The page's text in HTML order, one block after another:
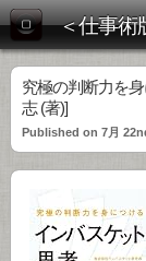
究極の判断力を
志 (著)]
Published on 7月